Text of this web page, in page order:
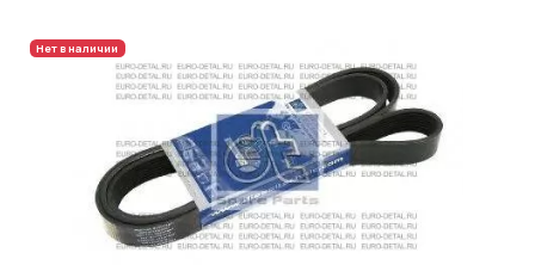
Нет в наличии